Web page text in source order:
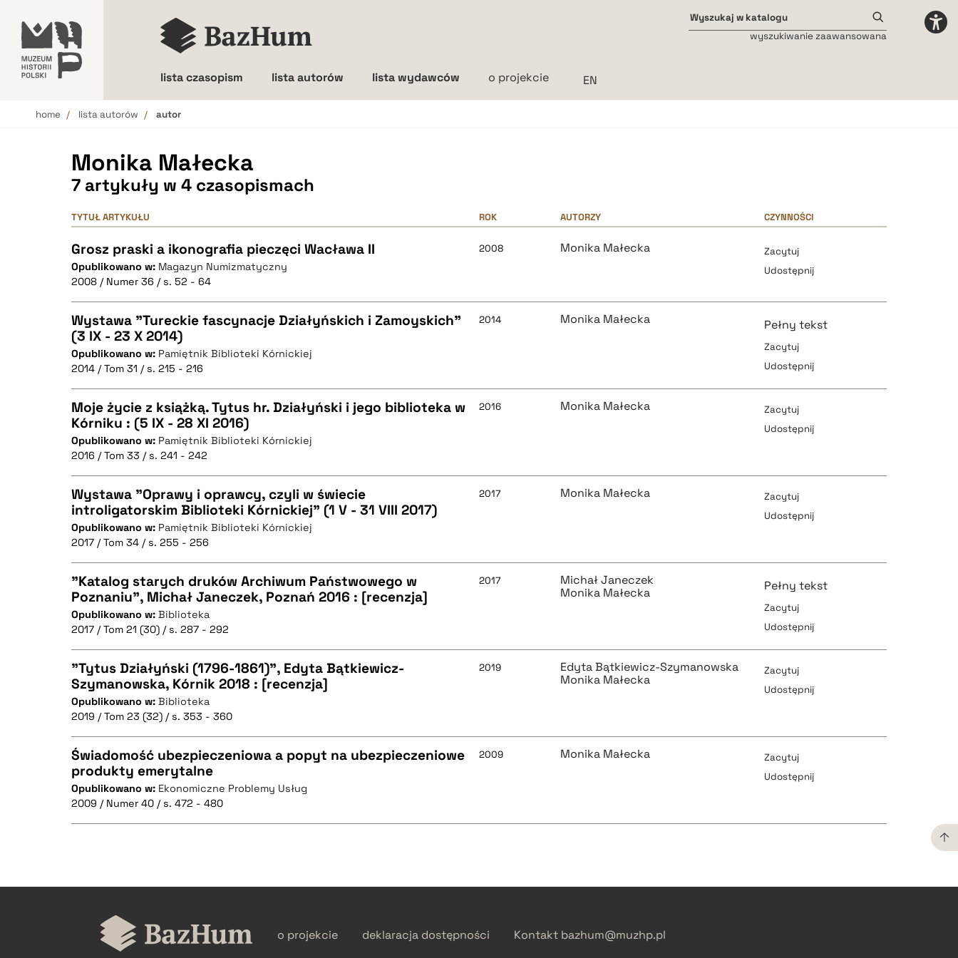
lista czasopism lista autorów lista wydawców o projekcie
wyszukiwanie zaawansowana
home lista autorów autor
Monika Małecka
7 artykuły w 4 czasopismach
TYTUŁ ARTYKUŁU ROK AUTORZY CZYNNOŚCI
Grosz praski a ikonografia pieczęci Wacława II
Opublikowano w: Magazyn Numizmatyczny
2008 / Numer 36 / s. 52 - 64
2008 Monika Małecka
Zacytuj
Udostępnij
CZYSTY TEKST
pobierz cytat
BIBTEX
Wystawa "Tureckie fascynacje Działyńskich i Zamoyskich"
(3 IX - 23 X 2014)
Opublikowano w: Pamiętnik Biblioteki Kórnickiej
2014 / Tom 31 / s. 215 - 216
2014 Monika Małecka Pełny tekst
Zacytuj
Udostępnij
CZYSTY TEKST
pobierz cytat
BIBTEX
Moje życie z książką. Tytus hr. Działyński i jego biblioteka w
Kórniku : (5 IX - 28 XI 2016)
Opublikowano w: Pamiętnik Biblioteki Kórnickiej
2016 / Tom 33 / s. 241 - 242
2016 Monika Małecka
Zacytuj
Udostępnij
CZYSTY TEKST
pobierz cytat
BIBTEX
Wystawa "Oprawy i oprawcy, czyli w świecie
introligatorskim Biblioteki Kórnickiej" (1 V - 31 VIII 2017)
Opublikowano w: Pamiętnik Biblioteki Kórnickiej
2017 / Tom 34 / s. 255 - 256
2017 Monika Małecka
Zacytuj
Udostępnij
CZYSTY TEKST
pobierz cytat
BIBTEX
"Katalog starych druków Archiwum Państwowego w
Poznaniu", Michał Janeczek, Poznań 2016 : [recenzja]
Opublikowano w: Biblioteka
2017 / Tom 21 (30) / s. 287 - 292
2017
Michał Janeczek
Monika Małecka
Pełny tekst
Zacytuj
Udostępnij
CZYSTY TEKST
pobierz cytat
BIBTEX
"Tytus Działyński (1796-1861)", Edyta Bątkiewicz-
Szymanowska, Kórnik 2018 : [recenzja]
Opublikowano w: Biblioteka
2019 / Tom 23 (32) / s. 353 - 360
2019
Edyta Bątkiewicz-Szymanowska
Monika Małecka
Zacytuj
Udostępnij
CZYSTY TEKST
pobierz cytat
Świadomość ubezpieczeniowa a popyt na ubezpieczeniowe
produkty emerytalne
Opublikowano w: Ekonomiczne Problemy Usług
2009 / Numer 40 / s. 472 - 480
2009 Monika Małecka
Zacytuj
Udostępnij
o projekcie deklaracja dostępności Kontakt bazhum@muzhp.pl